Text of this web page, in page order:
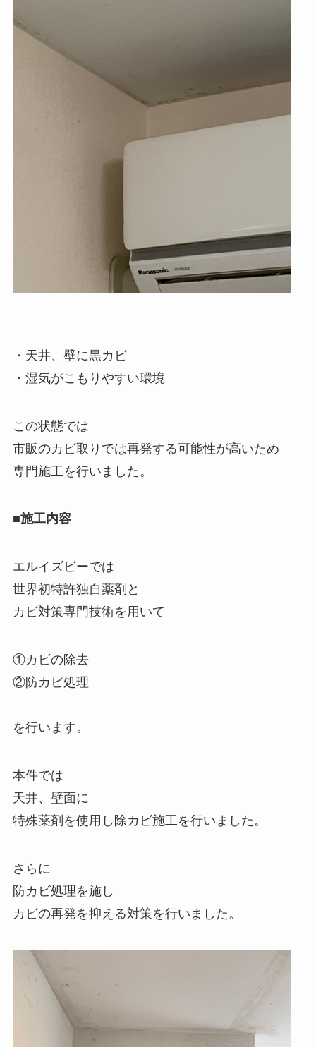
・天井、壁に黒カビ
・湿気がこもりやすい環境
この状態では
市販のカビ取りでは再発する可能性が高いため
専門施工を行いました。
■施工内容
エルイズビーでは
世界初特許独自薬剤と
カビ対策専門技術を用いて
①カビの除去
②防カビ処理
を行います。
本件では
天井、壁面に
特殊薬剤を使用し除カビ施工を行いました。
さらに
防カビ処理を施し
カビの再発を抑える対策を行いました。